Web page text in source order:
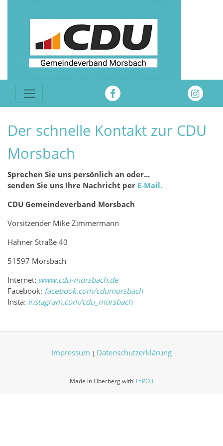
Der schnelle Kontakt zur CDU
Morsbach
Sprechen Sie uns persönlich an oder...
senden Sie uns Ihre Nachricht per E-Mail.
CDU Gemeindeverband Morsbach
Vorsitzender Mike Zimmermann
Hahner Straße 40
51597 Morsbach
Internet: www.cdu-morsbach.de
Facebook: facebook.com/cdumorsbach
Insta: instagram.com/cdu_morsbach
Impressum | Datenschutzerklärung
Made in Oberberg withTYPO3